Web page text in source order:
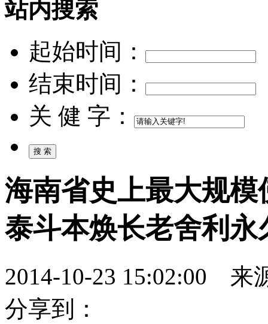
站内搜索
起始时间：
结束时间：
关 健 字：
海南省史上最大规
泰斗本焕长老舍利
2014-10-23 15:02:00
分享到：